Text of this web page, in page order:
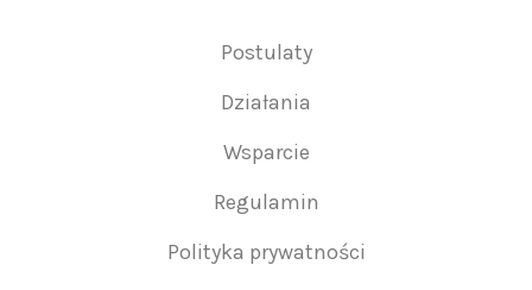
Postulaty
Działania
Wsparcie
Regulamin
Polityka prywatności